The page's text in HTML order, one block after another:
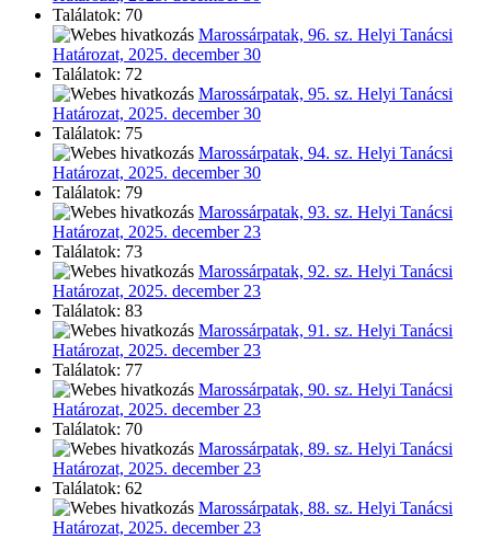
Találatok: 70
Marossárpatak, 96. sz. Helyi Tanácsi
Határozat, 2025. december 30
Találatok: 72
Marossárpatak, 95. sz. Helyi Tanácsi
Határozat, 2025. december 30
Találatok: 75
Marossárpatak, 94. sz. Helyi Tanácsi
Határozat, 2025. december 30
Találatok: 79
Marossárpatak, 93. sz. Helyi Tanácsi
Határozat, 2025. december 23
Találatok: 73
Marossárpatak, 92. sz. Helyi Tanácsi
Határozat, 2025. december 23
Találatok: 83
Marossárpatak, 91. sz. Helyi Tanácsi
Határozat, 2025. december 23
Találatok: 77
Marossárpatak, 90. sz. Helyi Tanácsi
Határozat, 2025. december 23
Találatok: 70
Marossárpatak, 89. sz. Helyi Tanácsi
Határozat, 2025. december 23
Találatok: 62
Marossárpatak, 88. sz. Helyi Tanácsi
Határozat, 2025. december 23